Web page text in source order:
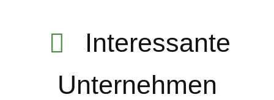
Interessante
Unternehmen